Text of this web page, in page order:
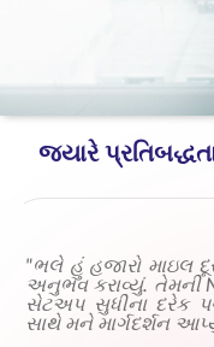
જ્યારે
"ભલે હું હજારો માઇલ
અનુભવ કરાવ્યું. તેમની
સેટઅપ સુધીના દરેક
સાથે મને માર્ગદર્શન